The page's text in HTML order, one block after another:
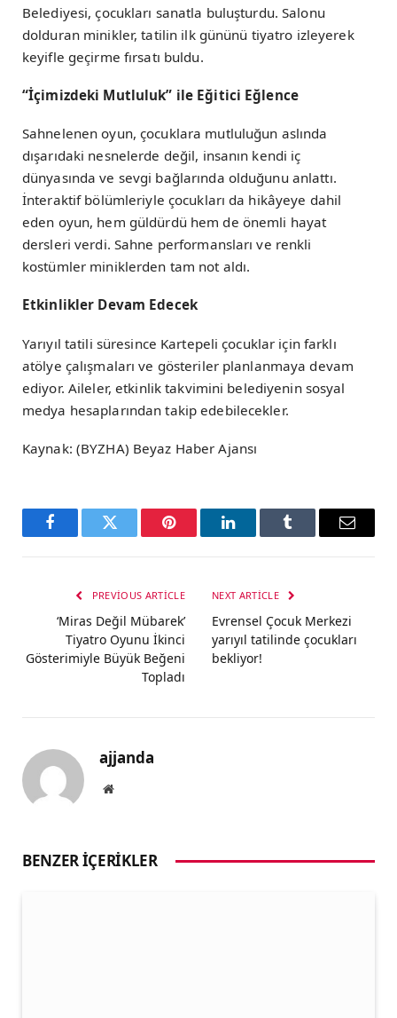
Belediyesi, çocukları sanatla buluşturdu. Salonu
dolduran minikler, tatilin ilk gününü tiyatro izleyerek
keyifle geçirme fırsatı buldu.
“İçimizdeki Mutluluk” ile Eğitici Eğlence
Sahnelenen oyun, çocuklara mutluluğun aslında
dışarıdaki nesnelerde değil, insanın kendi iç
dünyasında ve sevgi bağlarında olduğunu anlattı.
İnteraktif bölümleriyle çocukları da hikâyeye dahil
eden oyun, hem güldürdü hem de önemli hayat
dersleri verdi. Sahne performansları ve renkli
kostümler miniklerden tam not aldı.
Etkinlikler Devam Edecek
Yarıyıl tatili süresince Kartepeli çocuklar için farklı
atölye çalışmaları ve gösteriler planlanmaya devam
ediyor. Aileler, etkinlik takvimini belediyenin sosyal
medya hesaplarından takip edebilecekler.
Kaynak: (BYZHA) Beyaz Haber Ajansı
FacebookTwitter Pinterest LinkedInTumblr Email
PREVIOUS ARTICLE
‘Miras Değil Mübarek’
Tiyatro Oyunu İkinci
Gösterimiyle Büyük Beğeni
Topladı
NEXT ARTICLE
Evrensel Çocuk Merkezi
yarıyıl tatilinde çocukları
bekliyor!
ajjanda
Website
BENZER İÇERIKLER